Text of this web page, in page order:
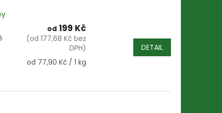
od 199 Kč
(od 177,68 Kč bez
DPH)
Měrná
od 77,90 Kč / 1 kg
DETAIL